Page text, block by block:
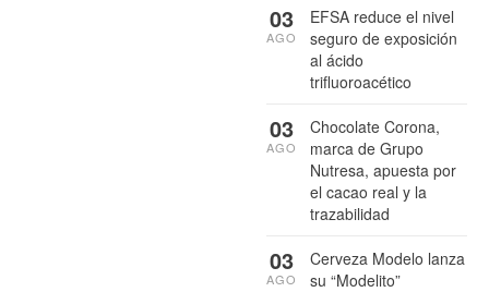
EFSA reduce el nivel
seguro de exposición
al ácido
trifluoroacético
03
AGO
Chocolate Corona,
marca de Grupo
Nutresa, apuesta por
el cacao real y la
trazabilidad
03
AGO
Cerveza Modelo lanza
su “Modelito”
03
AGO